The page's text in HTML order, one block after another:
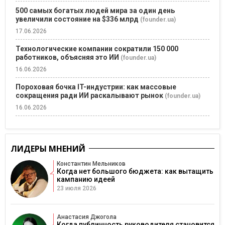
500 самых богатых людей мира за один день
увеличили состояние на $336 млрд (founder.ua)
17.06.2026
Технологические компании сократили 150 000
работников, объясняя это ИИ (founder.ua)
16.06.2026
Пороховая бочка IT-индустрии: как массовые
сокращения ради ИИ раскалывают рынок (founder.ua)
16.06.2026
ЛИДЕРЫ МНЕНИЙ
Константин Мельников
Когда нет большого бюджета: как вытащить
кампанию идеей
23 июля 2026
Анастасия Джогола